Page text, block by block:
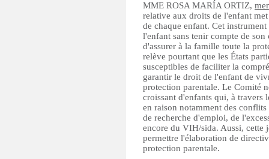
MME ROSA MARÍA ORTIZ,
relative aux droits de l'enfant
de chaque enfant. Cet
l'enfant sans tenir compte de
d'assurer à la famille toute la
relève pourtant que les États
susceptibles de faciliter la
garantir le droit de l'enfant de
protection parentale. Le Comité
croissant d'enfants qui, à travers
en raison notamment des
de recherche d'emploi, de
encore du VIH/sida. Aussi, cette
permettre l'élaboration de
protection parentale.